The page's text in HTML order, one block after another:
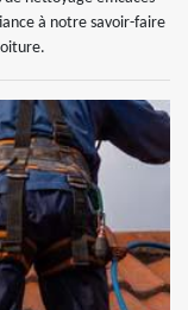
à notre savoir-faire